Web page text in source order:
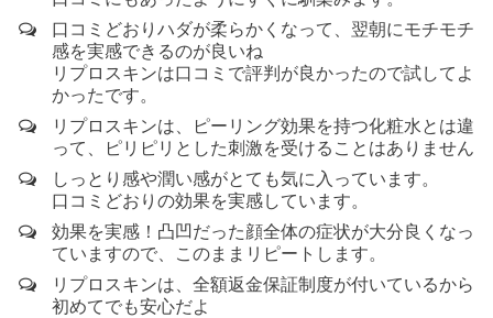
口コミどおりハダが柔らかくなって、翌朝にモチモチ
感を実感できるのが良いね
リプロスキンは口コミで評判が良かったので試してよ
かったです。
リプロスキンは、ピーリング効果を持つ化粧水とは違
って、ピリピリとした刺激を受けることはありません
しっとり感や潤い感がとても気に入っています。
口コミどおりの効果を実感しています。
効果を実感！凸凹だった顔全体の症状が大分良くなっ
ていますので、このままリピートします。
リプロスキンは、全額返金保証制度が付いているから
初めてでも安心だよ